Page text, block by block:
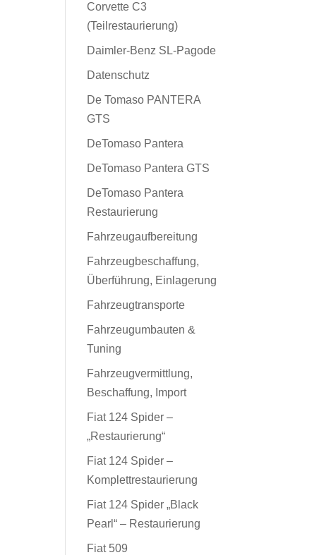
Corvette C3
(Teilrestaurierung)
Daimler-Benz SL-Pagode
Datenschutz
De Tomaso PANTERA
GTS
DeTomaso Pantera
DeTomaso Pantera GTS
DeTomaso Pantera
Restaurierung
Fahrzeugaufbereitung
Fahrzeugbeschaffung,
Überführung, Einlagerung
Fahrzeugtransporte
Fahrzeugumbauten &
Tuning
Fahrzeugvermittlung,
Beschaffung, Import
Fiat 124 Spider –
„Restaurierung“
Fiat 124 Spider –
Komplettrestaurierung
Fiat 124 Spider „Black
Pearl“ – Restaurierung
Fiat 509